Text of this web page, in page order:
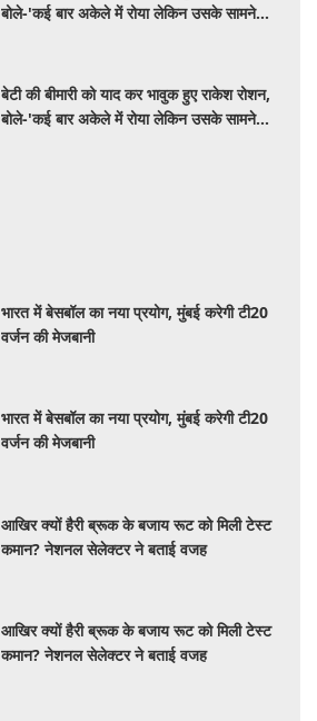
बोले-'कई बार अकेले में रोया लेकिन उसके सामने
बेटी की बीमारी को याद कर भावुक हुए राकेश रोशन,
बोले-'कई बार अकेले में रोया लेकिन उसके सामने
भारत में बेसबॉल का नया प्रयोग, मुंबई करेगी टी20
वर्जन की मेजबानी
भारत में बेसबॉल का नया प्रयोग, मुंबई करेगी टी20
वर्जन की मेजबानी
आखिर क्यों हैरी ब्रूक के बजाय रूट को मिली टेस्ट
कमान? नेशनल सेलेक्टर ने बताई वजह
आखिर क्यों हैरी ब्रूक के बजाय रूट को मिली टेस्ट
कमान? नेशनल सेलेक्टर ने बताई वजह